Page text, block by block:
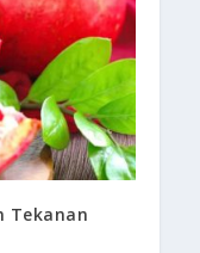
Tekanan